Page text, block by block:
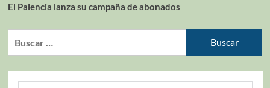
El Palencia lanza su campaña de abonados